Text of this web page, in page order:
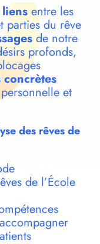
entre les
parties du rêve
de notre
profonds,
et
des rêves de
de l’École